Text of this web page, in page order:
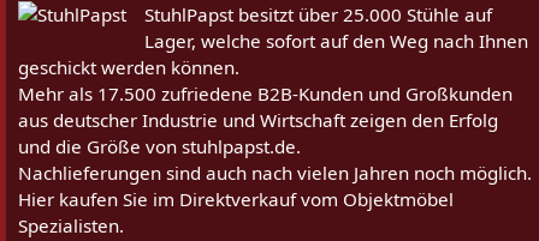
StuhlPapst besitzt über 25.000 Stühle auf
Lager, welche sofort auf den Weg nach Ihnen
geschickt werden können.
Mehr als 17.500 zufriedene B2B-Kunden und Großkunden
aus deutscher Industrie und Wirtschaft zeigen den Erfolg
und die Größe von stuhlpapst.de.
Nachlieferungen sind auch nach vielen Jahren noch möglich.
Hier kaufen Sie im Direktverkauf vom Objektmöbel
Spezialisten.